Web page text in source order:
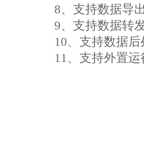
8、支持数据导
9、支持数据转
10、支持数据
11、支持外置运